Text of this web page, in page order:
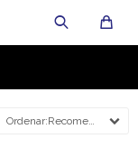
Recomendados